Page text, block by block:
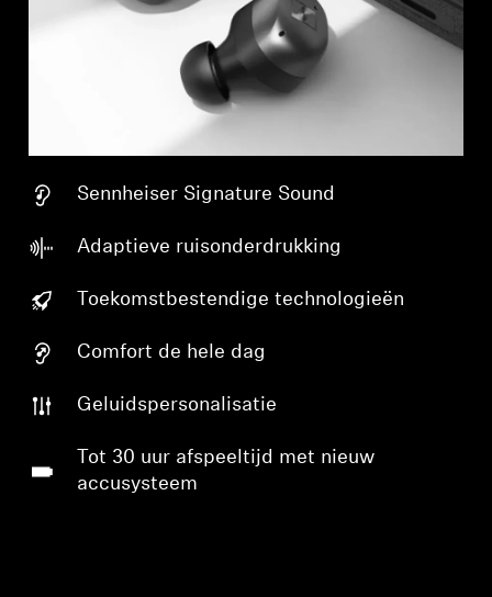
Sennheiser Signature Sound
Adaptieve ruisonderdrukking
Toekomstbestendige technologieën
Comfort de hele dag
Geluidspersonalisatie
Tot 30 uur afspeeltijd met nieuw
accusysteem